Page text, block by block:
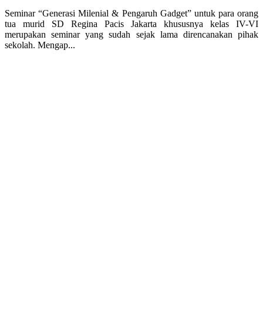
Seminar “Generasi Milenial & Pengaruh Gadget” untuk para orang
tua murid SD Regina Pacis Jakarta khususnya kelas IV-VI
merupakan seminar yang sudah sejak lama direncanakan pihak
sekolah. Mengap...